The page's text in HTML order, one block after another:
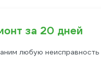
за 20 дней
любую неисправность